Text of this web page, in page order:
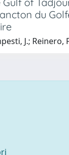
du
J.; Reinero,